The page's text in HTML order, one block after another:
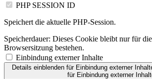
PHP SESSION ID
Speichert die aktuelle PHP-Session.
Speicherdauer: Dieses Cookie bleibt nur für
Browsersitzung bestehen.
Einbindung externer Inhalte
Details einblendenfür Einbindung externer
für Einbindung externer